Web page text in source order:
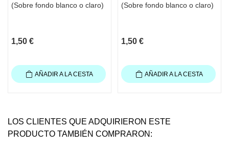
(Sobre fondo blanco o claro)
1,50 €
AÑADIR A LA CESTA
(Sobre fondo blanco o claro)
1,50 €
AÑADIR A LA CESTA
LOS CLIENTES QUE ADQUIRIERON ESTE
PRODUCTO TAMBIÉN COMPRARON: